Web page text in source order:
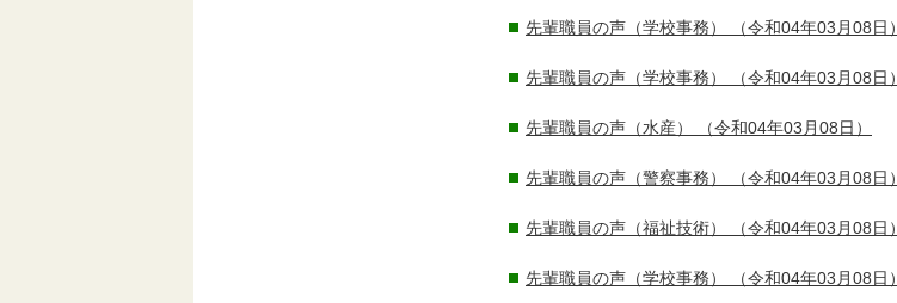
先輩職員の声（学校事務） （令和04年03月08日）
先輩職員の声（学校事務） （令和04年03月08日）
先輩職員の声（水産） （令和04年03月08日）
先輩職員の声（警察事務） （令和04年03月08日）
先輩職員の声（福祉技術） （令和04年03月08日）
先輩職員の声（学校事務） （令和04年03月08日）